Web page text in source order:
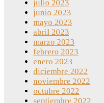
julio 2023
junio 2023
mayo 2023
abril 2023
marzo 2023
febrero 2023
enero 2023
diciembre 2022
noviembre 2022
octubre 2022
septiembre 2022